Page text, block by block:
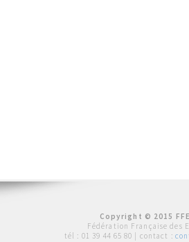
Copyright © 2015
Fédération Française des
tél : 01 39 44 65 80 | contact :